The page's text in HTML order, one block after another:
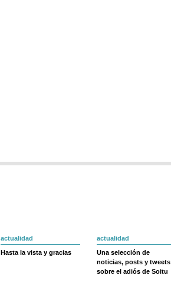
actualidad
Hasta la vista y gracias
actualidad
Una selección de
noticias, posts y tweets
sobre el adiós de Soitu